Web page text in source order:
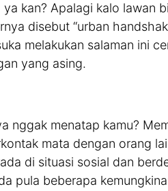
kan? Apalagi kalo lawan
disebut “urban
melakukan salaman ini
yang asing.
nggak menatap kamu?
mata dengan orang
di situasi sosial dan
pula beberapa